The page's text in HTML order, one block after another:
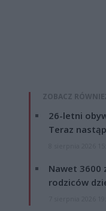
ZOBACZ
26-letni
Teraz
Nawet 3600
rodziców